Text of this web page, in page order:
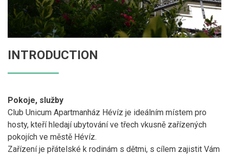
INTRODUCTION
Pokoje, služby
Club Unicum Apartmanház Hévíz je ideálním místem pro
hosty, kteří hledají ubytování ve třech vkusně zařízených
pokojích ve městě Hévíz.
Zařízení je přátelské k rodinám s dětmi, s cílem zajistit Vám